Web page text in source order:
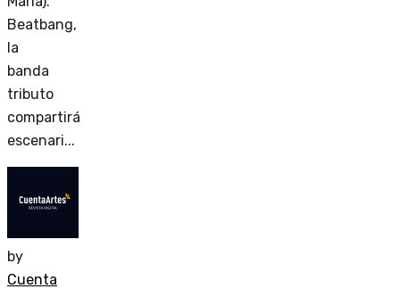
Beatbang,
la
banda
tributo
compartirá
escenari...
by
Cuenta